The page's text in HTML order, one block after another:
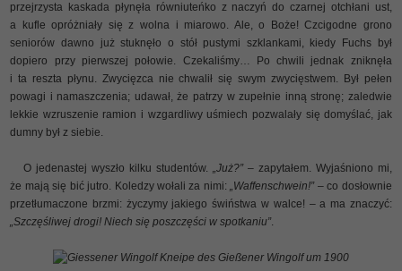
przejrzysta kaskada płynęła równiuteńko z naczyń do czarnej otchłani ust,
a kufle opróżniały się z wolna i miarowo. Ale, o Boże! Czcigodne grono
seniorów dawno już stuknęło o stół pustymi szklankami, kiedy Fuchs był
dopiero przy pierwszej połowie. Czekaliśmy… Po chwili jednak zniknęła
i ta reszta płynu. Zwycięzca nie chwalił się swym zwycięstwem. Był pełen
powagi i namaszczenia; udawał, że patrzy w zupełnie inną stronę; zaledwie
lekkie wzruszenie ramion i wzgardliwy uśmiech pozwalały się domyślać, jak
dumny był z siebie.
O jedenastej wyszło kilku studentów. „Już?”– zapytałem. Wyjaśniono mi,
że mają się bić jutro. Koledzy wołali za nimi:„Waffenschwein!”– co dosłownie
przetłumaczone brzmi: życzymy jakiego świństwa w walce! – a ma znaczyć:
„Szczęśliwej drogi! Niech się poszczęści w spotkaniu”.
Giessener Wingolf Kneipe des Gießener Wingolf um 1900